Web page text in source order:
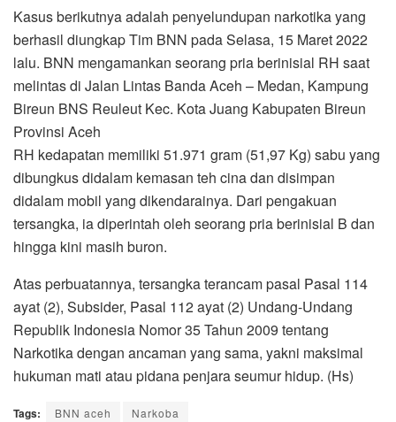
Kasus berikutnya adalah penyelundupan narkotika yang
berhasil diungkap Tim BNN pada Selasa, 15 Maret 2022
lalu. BNN mengamankan seorang pria berinisial RH saat
melintas di Jalan Lintas Banda Aceh – Medan, Kampung
Bireun BNS Reuleut Kec. Kota Juang Kabupaten Bireun
Provinsi Aceh
RH kedapatan memiliki 51.971 gram (51,97 Kg) sabu yang
dibungkus didalam kemasan teh cina dan disimpan
didalam mobil yang dikendarainya. Dari pengakuan
tersangka, ia diperintah oleh seorang pria berinisial B dan
hingga kini masih buron.
Atas perbuatannya, tersangka terancam pasal Pasal 114
ayat (2), Subsider, Pasal 112 ayat (2) Undang-Undang
Republik Indonesia Nomor 35 Tahun 2009 tentang
Narkotika dengan ancaman yang sama, yakni maksimal
hukuman mati atau pidana penjara seumur hidup. (Hs)
Tags: BNN aceh Narkoba